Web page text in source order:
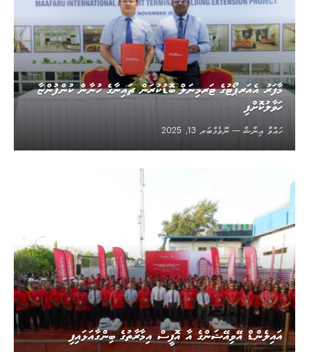
މާފަރު އެއަރޕޯޓުގެ ޓަރމިނަލް ބޮޑުކުރަން ޗައިނާގެ ހުނާން ކުންފުންޏާ
ހަވާލުކޮށްފި
ހައްވާ އިނާޝާ
ނޮވެމްބަރ 13, 2025
އައިލެންޑް އޭވިއޭޝަންގެ އާ އޮފީސް އިމާރާތުގެ ބިންގާއަޅައިފި